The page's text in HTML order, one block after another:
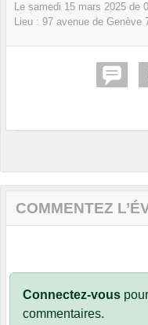
Le samedi 15 mars 2025 de
Lieu : 97 avenue de Genève
COMMENTEZ
Connectez-vous
commentaires.